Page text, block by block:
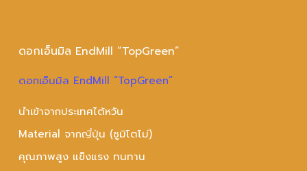
ดอกเอ็นมิล EndMill “TopGreen”
ดอกเอ็นมิล EndMill “TopGreen”
นำเข้าจากประเทศไต้หวัน
Material จากญี่ปุ่น (ซูมิโตโม่)
คุณภาพสูง แข็งแรง ทนทาน